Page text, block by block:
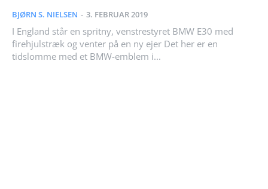
BJØRN S. NIELSEN - 3. FEBRUAR 2019
I England står en spritny, venstrestyret BMW E30 med
firehjulstræk og venter på en ny ejer Det her er en
tidslomme med et BMW-emblem i...